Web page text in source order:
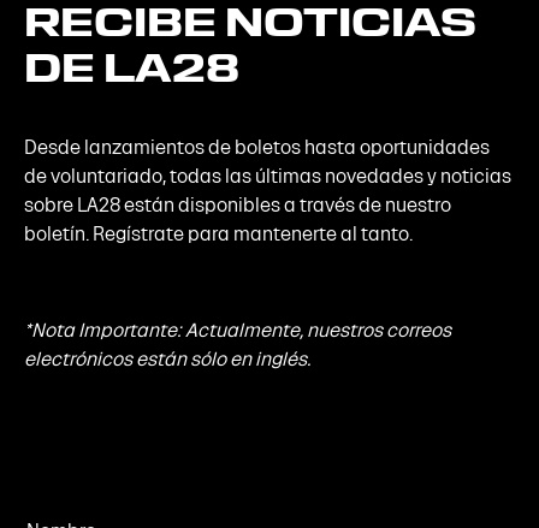
RECIBE NOTICIAS
DE LA28
Desde lanzamientos de boletos hasta oportunidades
de voluntariado, todas las últimas novedades y noticias
sobre LA28 están disponibles a través de nuestro
boletín. Regístrate para mantenerte al tanto.
*Nota Importante: Actualmente, nuestros correos
electrónicos están sólo en inglés.